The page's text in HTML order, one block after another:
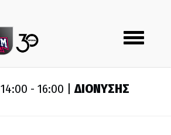
Toggle
navigation
14:00 - 16:00 |ΔΙΟΝΥΣΗΣ